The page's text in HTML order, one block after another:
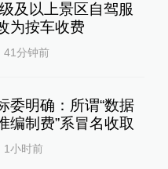
及以上景区自驾服
为按车收费
41分钟前
委明确：所谓“数据
编制费”系冒名收取
1小时前